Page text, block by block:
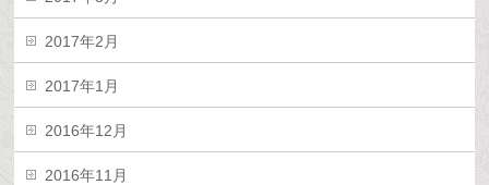
2017年2月
2017年1月
2016年12月
2016年11月